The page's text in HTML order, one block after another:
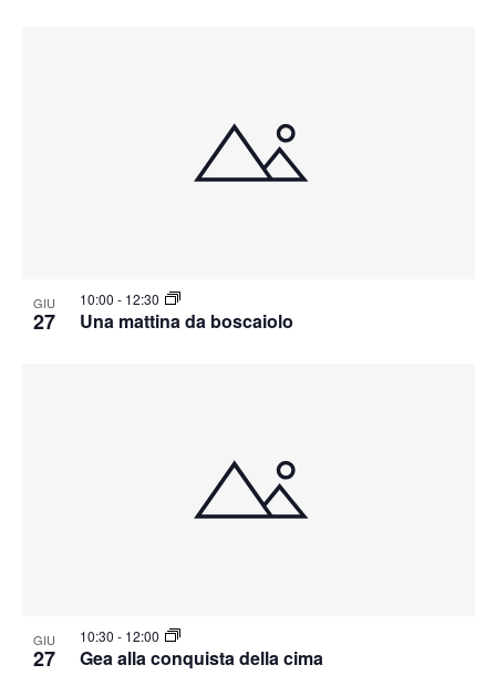
GIU
27 Una mattina da boscaiolo
10:00 - 12:30
GIU
27 Gea alla conquista della cima
10:30 - 12:00